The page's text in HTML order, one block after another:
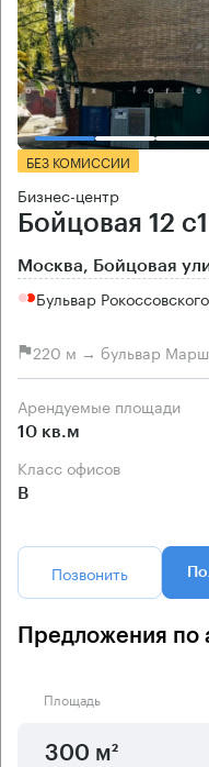
БЕЗ КОМИССИИ
Бизнес-центр
Бойцовая 12 с1
Москва, Бойцовая
Бульвар
220 м → бульвар
Арендуемые площади
10 кв.м
Класс офисов
B
Позвонить
Предложения по
Площадь
300 м²